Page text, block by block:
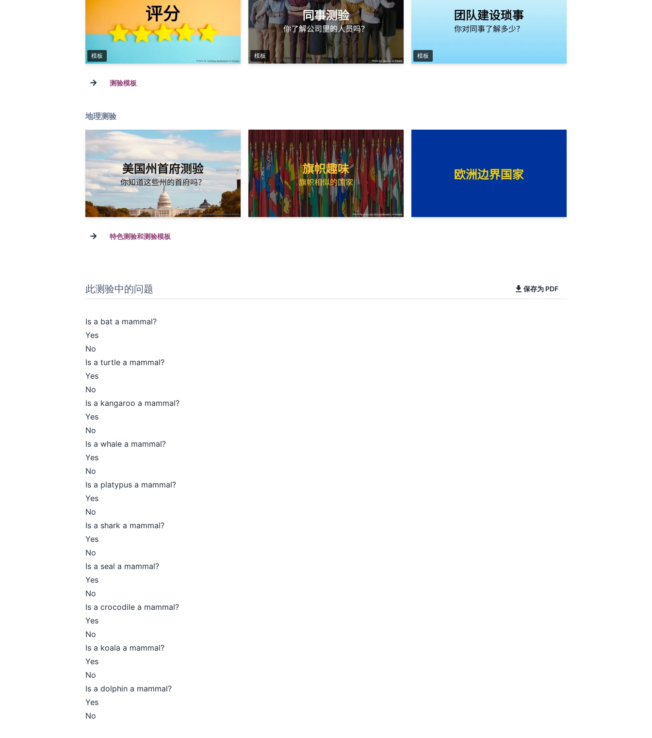
模板 模板 模板
→ 测验模板
地理测验
→ 特色测验和测验模板
此测验中的问题 保存为 PDF
Is a bat a mammal?
Yes
No
Is a turtle a mammal?
Yes
No
Is a kangaroo a mammal?
Yes
No
Is a whale a mammal?
Yes
No
Is a platypus a mammal?
Yes
No
Is a shark a mammal?
Yes
No
Is a seal a mammal?
Yes
No
Is a crocodile a mammal?
Yes
No
Is a koala a mammal?
Yes
No
Is a dolphin a mammal?
Yes
No